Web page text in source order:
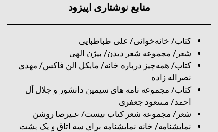
منابع نوشتاری اپیزود
کتاب/ خانه‌خوانی/ علی طباطبایی
شعر/ مجموعه شعر دیدن/ بیژن الهی
کتاب/ همه‌چیز درباره خانه/ مایکل الن فاکس/ مهدی
نصراله زاده
کتاب/ مجموعه نامه های سیمین دانشور و جلال آل
احمد/ مسعود جعفری
شعر/ مجموعه شعر کتاب نیست/ علیرضا روشن
نمایشنامه/ خانه نمایشنامه برای سه اتاق و یک پشت